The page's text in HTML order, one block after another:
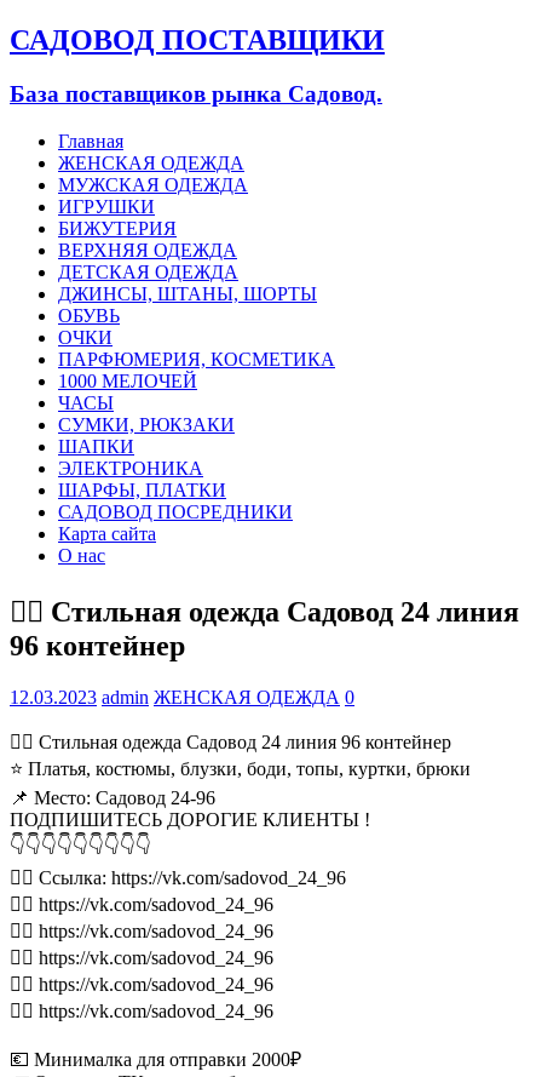
САДОВОД ПОСТАВЩИКИ
База поставщиков рынка Садовод.
Главная
ЖЕНСКАЯ ОДЕЖДА
МУЖСКАЯ ОДЕЖДА
ИГРУШКИ
БИЖУТЕРИЯ
ВЕРХНЯЯ ОДЕЖДА
ДЕТСКАЯ ОДЕЖДА
ДЖИНСЫ, ШТАНЫ, ШОРТЫ
ОБУВЬ
ОЧКИ
ПАРФЮМЕРИЯ, КОСМЕТИКА
1000 МЕЛОЧЕЙ
ЧАСЫ
СУМКИ, РЮКЗАКИ
ШАПКИ
ЭЛЕКТРОНИКА
ШАРФЫ, ПЛАТКИ
САДОВОД ПОСРЕДНИКИ
Карта сайта
О нас
💁‍♂ Стильная одежда Садовод 24 линия
96 контейнер
12.03.2023 admin ЖЕНСКАЯ ОДЕЖДА 0
💁‍♂ Стильная одежда Садовод 24 линия 96 контейнер
⭐ Платья, костюмы, блузки, боди, топы, куртки, брюки
📌 Место: Садовод 24-96
ПОДПИШИТЕСЬ ДОРОГИЕ КЛИЕНТЫ !
👇👇👇👇👇👇👇👇👇
👉🏻 Ссылка: https://vk.com/sadovod_24_96
👉🏻 https://vk.com/sadovod_24_96
👉🏻 https://vk.com/sadovod_24_96
👉🏻 https://vk.com/sadovod_24_96
👉🏻 https://vk.com/sadovod_24_96
👉🏻 https://vk.com/sadovod_24_96
💶 Минималка для отправки 2000₽